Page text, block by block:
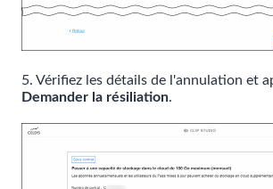
5. Vérifiez les détails de l'annulation et
Demander la résiliation.